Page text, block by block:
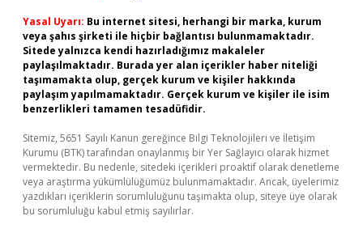
Yasal Uyarı: Bu internet sitesi, herhangi bir marka, kurum
veya şahıs şirketi ile hiçbir bağlantısı bulunmamaktadır.
Sitede yalnızca kendi hazırladığımız makaleler
paylaşılmaktadır. Burada yer alan içerikler haber niteliği
taşımamakta olup, gerçek kurum ve kişiler hakkında
paylaşım yapılmamaktadır. Gerçek kurum ve kişiler ile isim
benzerlikleri tamamen tesadüfidir.
Sitemiz, 5651 Sayılı Kanun gereğince Bilgi Teknolojileri ve İletişim
Kurumu (BTK) tarafından onaylanmış bir Yer Sağlayıcı olarak hizmet
vermektedir. Bu nedenle, sitedeki içerikleri proaktif olarak denetleme
veya araştırma yükümlülüğümüz bulunmamaktadır. Ancak, üyelerimiz
yazdıkları içeriklerin sorumluluğunu taşımakta olup, siteye üye olarak
bu sorumluluğu kabul etmiş sayılırlar.